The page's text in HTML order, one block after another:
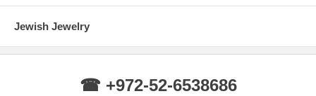
Jewish Jewelry
☎ +972-52-6538686